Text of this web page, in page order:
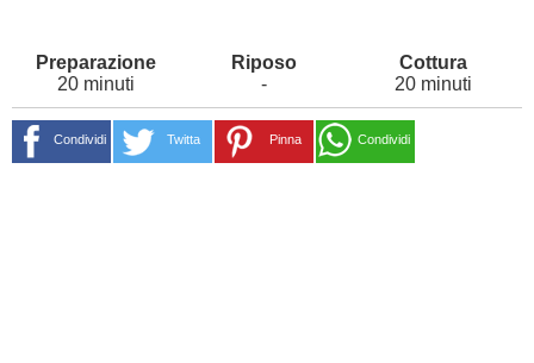
20 minuti - 20 minuti
Condividi Twitta Pinna Condividi